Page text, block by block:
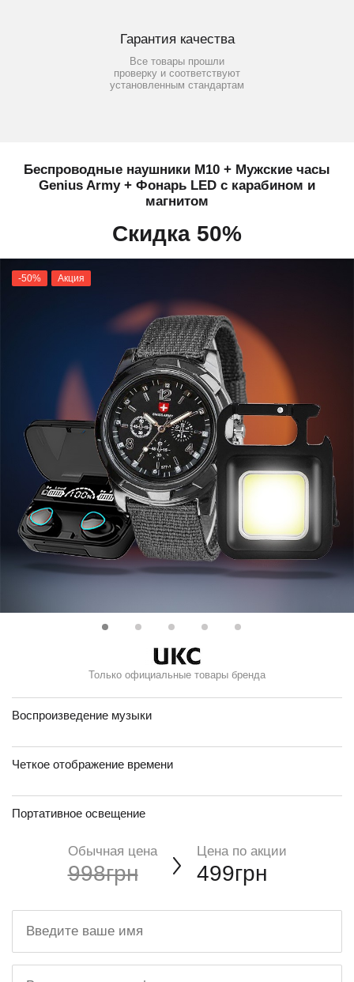
Гарантия качества
Все товары прошли
проверку и соответствуют
установленным стандартам
Беспроводные наушники M10 + Мужские часы
Genius Army + Фонарь LED с карабином и
магнитом
Скидка 50%
-50% Акция
Только официальные товары бренда
Воспроизведение музыки
Четкое отображение времени
Портативное освещение
Обычная цена
998грн
Цена по акции
499грн